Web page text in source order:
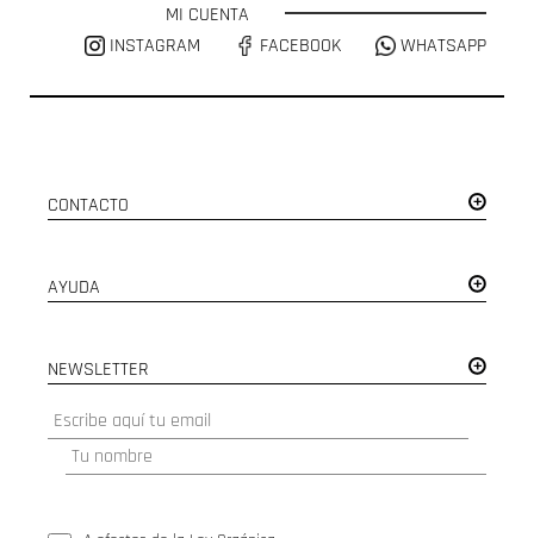
MI CUENTA
INSTAGRAM
FACEBOOK WHATSAPP
CONTACTO
AYUDA
NEWSLETTER